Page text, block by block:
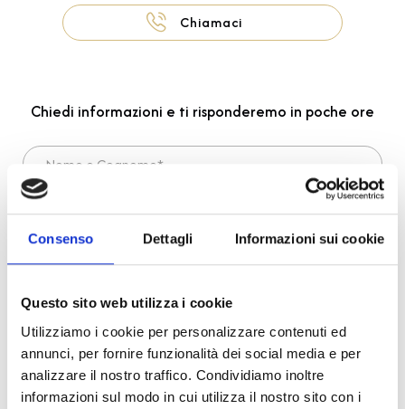
Consenso Dettagli Informazioni sui cookie
Questo sito web utilizza i cookie
Utilizziamo i cookie per personalizzare contenuti ed
annunci, per fornire funzionalità dei social media e per
analizzare il nostro traffico. Condividiamo inoltre
informazioni sul modo in cui utilizza il nostro sito con i
Chiamaci
Chiedi informazioni e ti risponderemo in poche ore
Nome e Cognome*
Telefono
Città
Scrivi qui la tua richiesta*